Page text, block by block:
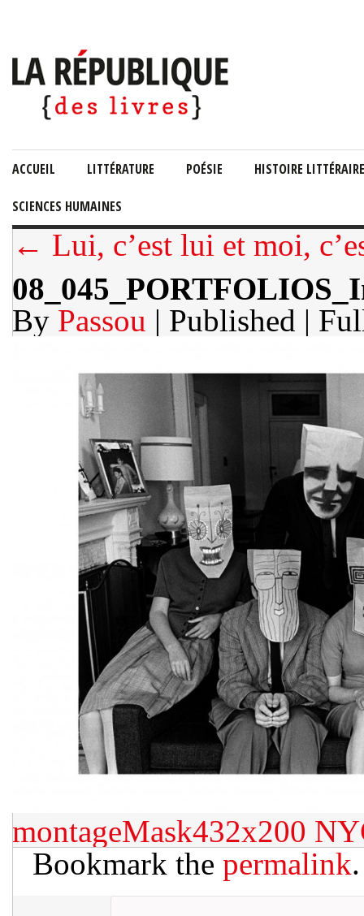
ACCUEIL LITTÉRATURE POÉSIE HISTOIRE LITTÉRAIRE
SCIENCES HUMAINES
← Lui, c’est lui et moi,
By Passou | Published |
montageMask432x200
Bookmark the permalink.